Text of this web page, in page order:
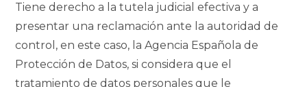
Tiene derecho a la tutela judicial efectiva y a
presentar una reclamación ante la autoridad de
control, en este caso, la Agencia Española de
Protección de Datos, si considera que el
tratamiento de datos personales que le